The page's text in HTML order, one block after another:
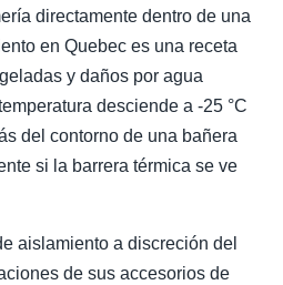
directamente dentro de una
en Quebec es una receta
y daños por agua
desciende a -25 °C
del contorno de una bañera
si la barrera térmica se ve
aislamiento a discreción del
de sus accesorios de